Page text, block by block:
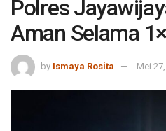
Polres
Aman Selama
by Ismaya Rosita Mei